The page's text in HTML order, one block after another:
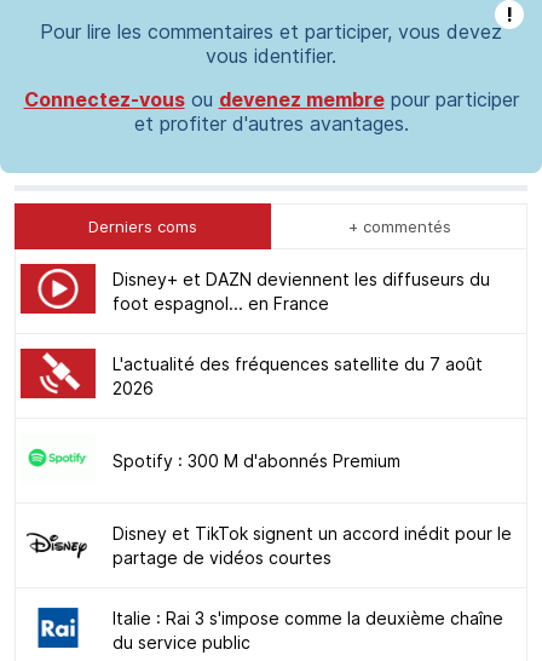
!
Pour lire les commentaires et participer, vous devez
vous identifier.
Connectez-vousou devenez membrepour participer
et profiter d'autres avantages.
Derniers coms + commentés
Disney+ et DAZN deviennent les diffuseurs du
foot espagnol... en France
L'actualité des fréquences satellite du 7 août
2026
Spotify : 300 M d'abonnés Premium
Disney et TikTok signent un accord inédit pour le
partage de vidéos courtes
Italie : Rai 3 s'impose comme la deuxième chaîne
du service public